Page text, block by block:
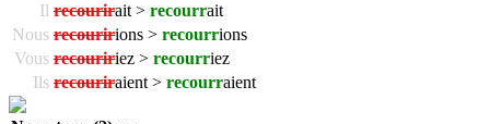
Il recourirait > recourrait
Nous recouririons > recourrions
Vous recouririez > recourriez
Ils recouriraient > recourraient